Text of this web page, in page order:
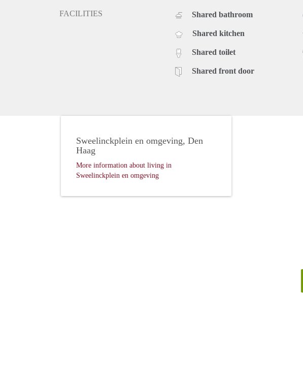
FACILITIES Shared bathroom
Shared kitchen
Shared toilet
Shared front door
Sweelinckplein en omgeving, Den
Haag
More information about living in
Sweelinckplein en omgeving